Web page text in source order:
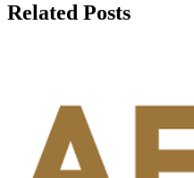
Related Posts